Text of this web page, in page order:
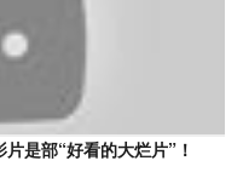
是部“好看的大烂片”！